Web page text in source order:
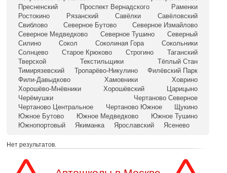
Пресненский
Проспект Вернадского
Раменки
Ростокино
Рязанский Савёлки
Савёловский
Свиблово
Северное Бутово
Северное Измайлово
Северное Медведково
Северное Тушино
Северный
Силино
Сокол Соколиная Гора
Сокольники
Солнцево
Старое Крюково Строгино
Таганский
Тверской
Текстильщики
Тёплый Стан
Тимирязевский
Тропарёво-Никулино
Филёвский Парк
Фили-Давыдково
Хамовники
Ховрино
Хорошёво-Мнёвники
Хорошёвский
Царицыно
Черёмушки
Чертаново Северное
Чертаново Центральное
Чертаново Южное
Щукино
Южное Бутово
Южное Медведково
Южное Тушино
Южнопортовый
Якиманка Ярославский Ясенево
Нет результатов.